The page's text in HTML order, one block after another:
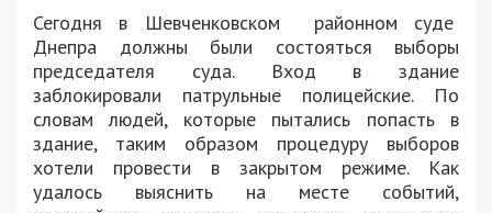
Сегодня в Шевченковском районном суде
Днепра должны были состояться выборы
председателя суда. Вход в здание
заблокировали патрульные полицейские. По
словам людей, которые пытались попасть в
здание, таким образом процедуру выборов
хотели провести в закрытом режиме. Как
удалось выяснить на месте событий,